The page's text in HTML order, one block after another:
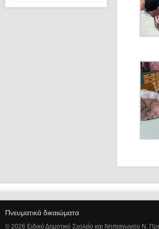
Πνευματικά δικαιώματα
© 2026 Ειδικό Δημοτικό Σχολείο και Νηπιαγωγείο Ν.